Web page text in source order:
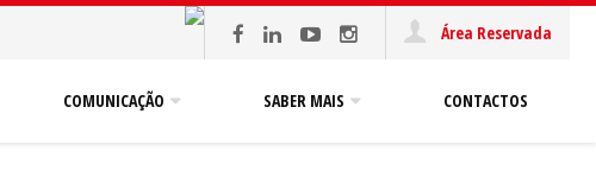
Área Reservada
COMUNICAÇÃO SABER MAIS CONTACTOS